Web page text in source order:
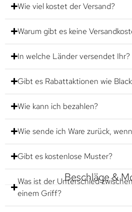
Wie viel kostet der Versand?
Warum gibt es keine
In welche Länder versendet Ihr?
Gibt es Rabattaktionen wie
Wie kann ich bezahlen?
Wie sende ich Ware zurück,
Gibt es kostenlose Muster?
Beschläge &
Was ist der Unterschied
einem Griff?